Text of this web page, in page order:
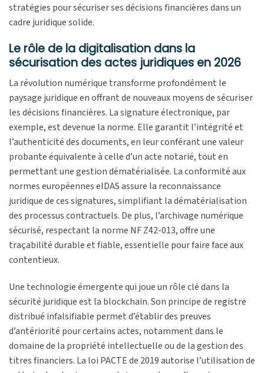
stratégies pour sécuriser ses décisions financières dans un
cadre juridique solide.
Le rôle de la digitalisation dans la
sécurisation des actes juridiques en 2026
La révolution numérique transforme profondément le
paysage juridique en offrant de nouveaux moyens de sécuriser
les décisions financières. La signature électronique, par
exemple, est devenue la norme. Elle garantit l’intégrité et
l’authenticité des documents, en leur conférant une valeur
probante équivalente à celle d’un acte notarié, tout en
permettant une gestion dématérialisée. La conformité aux
normes européennes eIDAS assure la reconnaissance
juridique de ces signatures, simplifiant la dématérialisation
des processus contractuels. De plus, l’archivage numérique
sécurisé, respectant la norme NF Z42-013, offre une
traçabilité durable et fiable, essentielle pour faire face aux
contentieux.
Une technologie émergente qui joue un rôle clé dans la
sécurité juridique est la blockchain. Son principe de registre
distribué infalsifiable permet d’établir des preuves
d’antériorité pour certains actes, notamment dans le
domaine de la propriété intellectuelle ou de la gestion des
titres financiers. La loi PACTE de 2019 autorise l’utilisation de